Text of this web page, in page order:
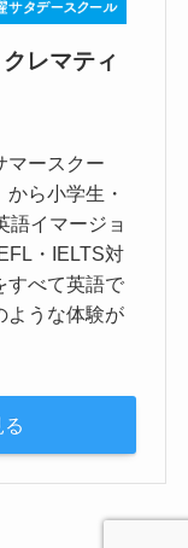
レマティ
マースクー
ら小学生・
語イマージョ
・IELTS対
すべて英語で
ような体験が